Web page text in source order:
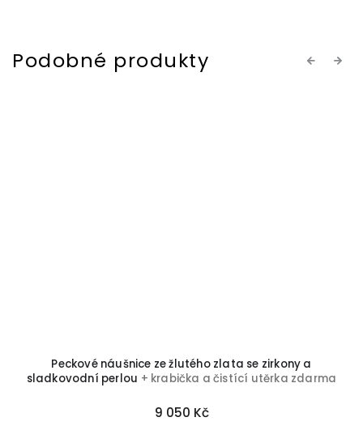
Previous
Peckové náušnice ze žlutého zlata se zirkony a
sladkovodní perlou + krabička a čistící utěrka zdarma
9 050 Kč
Next